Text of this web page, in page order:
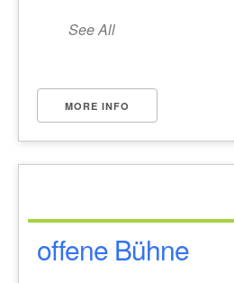
See All
MORE INFO
offene Bühne